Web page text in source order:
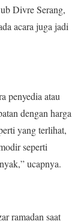
Divre Serang,
acara juga jadi
penyedia atau
dengan harga
yang terlihat,
seperti
ucapnya.
ramadan saat